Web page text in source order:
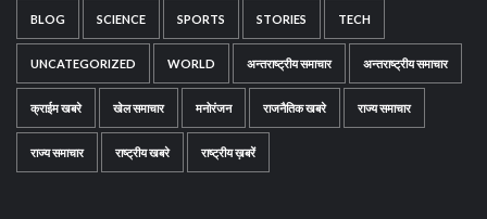
BLOG SCIENCE SPORTS STORIES TECH
UNCATEGORIZED WORLD अन्तराष्ट्रीय समाचार अन्तराष्ट्रीय समाचार
क्राईम खबरे खेल समाचार मनोरंजन राजनैतिक खबरे राज्य समाचार
राज्य समाचार राष्ट्रीय खबरे राष्ट्रीय ख़बरें